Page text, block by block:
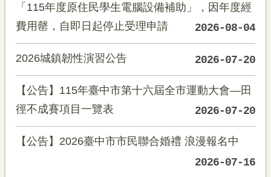
「115年度原住民學生電腦設備補助」，因年度經
費用罄，自即日起停止受理申請
2026-08-04
2026城鎮韌性演習公告 2026-07-20
【公告】115年臺中市第十六屆全市運動大會—田
徑不成賽項目一覽表
2026-07-20
【公告】2026臺中市市民聯合婚禮 浪漫報名中
2026-07-16